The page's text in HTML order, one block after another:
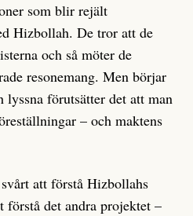
som blir rejält
Hizbollah. De tror att de
och så möter de
resonemang. Men börjar
lyssna förutsätter det att man
– och maktens
att förstå Hizbollahs
förstå det andra projektet –